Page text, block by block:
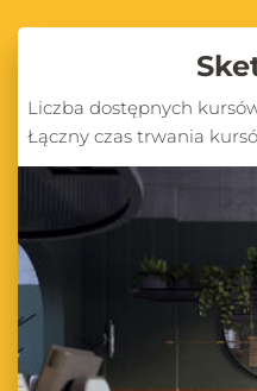
Liczba dostępnych
Łączny czas trwania